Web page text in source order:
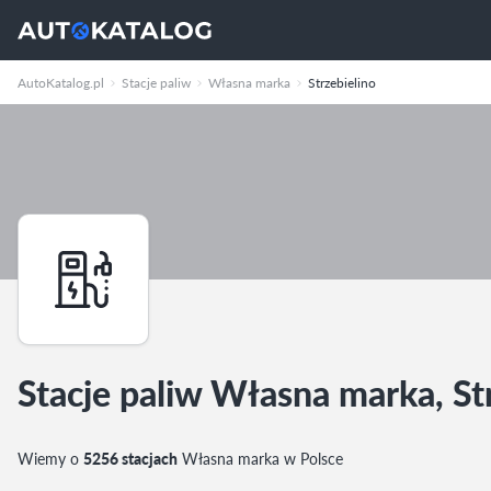
AutoKatalog.pl Stacje paliw Własna marka Strzebielino
Stacje paliw Własna marka,
Wiemy o 5256 stacjach Własna marka w Polsce